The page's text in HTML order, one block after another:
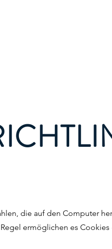
die auf den Computer
ermöglichen es